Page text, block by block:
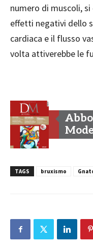
numero di muscoli,
effetti negativi dello
cardiaca e il flusso
volta attiverebbe le
TAGS bruxismo